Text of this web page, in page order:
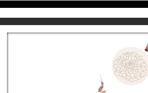
METAMORFOSI-CRISANTEM